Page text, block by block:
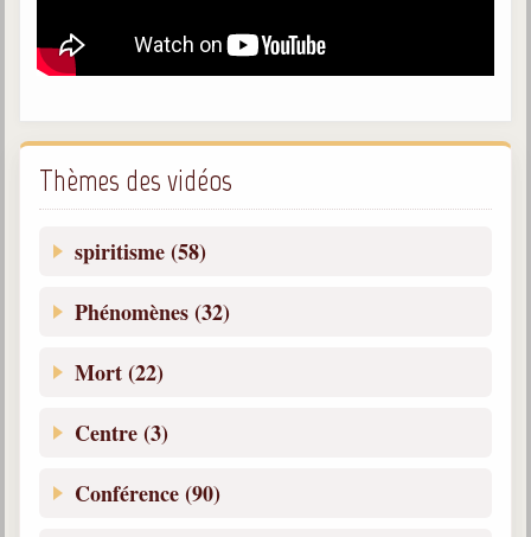
Galerie
Photos et vidéoscope
Galerie photos
Vidéoscope
Vidéos courtes de Divaldo
Liens spirites
Centres spirites
France
Thèmes des vidéos
spiritisme (58)
Phénomènes (32)
Mort (22)
Centre (3)
Conférence (90)